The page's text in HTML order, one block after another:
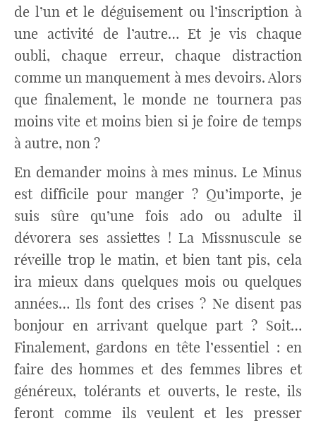
de l’un et le déguisement ou l’inscription à
une activité de l’autre… Et je vis chaque
oubli, chaque erreur, chaque distraction
comme un manquement à mes devoirs. Alors
que finalement, le monde ne tournera pas
moins vite et moins bien si je foire de temps
à autre, non ?
En demander moins à mes minus. Le Minus
est difficile pour manger ? Qu’importe, je
suis sûre qu’une fois ado ou adulte il
dévorera ses assiettes ! La Missnuscule se
réveille trop le matin, et bien tant pis, cela
ira mieux dans quelques mois ou quelques
années… Ils font des crises ? Ne disent pas
bonjour en arrivant quelque part ? Soit…
Finalement, gardons en tête l’essentiel : en
faire des hommes et des femmes libres et
généreux, tolérants et ouverts, le reste, ils
feront comme ils veulent et les presser